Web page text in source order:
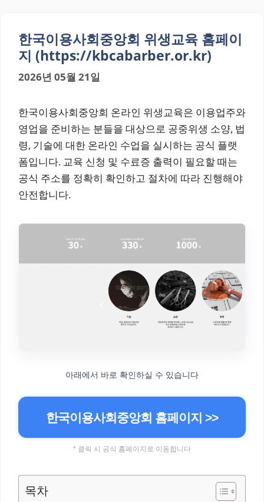
한국이용사회중앙회 위생교육 홈페이
지 (https://kbcabarber.or.kr)
2026년 05월 21일
한국이용사회중앙회 온라인 위생교육은 이용업주와
영업을 준비하는 분들을 대상으로 공중위생 소양, 법
령, 기술에 대한 온라인 수업을 실시하는 공식 플랫
폼입니다. 교육 신청 및 수료증 출력이 필요할 때는
공식 주소를 정확히 확인하고 절차에 따라 진행해야
안전합니다.
아래에서 바로 확인하실 수 있습니다
한국이용사회중앙회 홈페이지 >>
* 클릭 시 공식 홈페이지로 이동합니다
목차